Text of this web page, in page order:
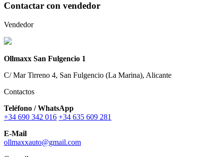
Contactar con vendedor
Vendedor
Ollmaxx San Fulgencio 1
C/ Mar Tirreno 4, San Fulgencio (La Marina), Alicante
Contactos
Teléfono / WhatsApp
+34 690 342 016 +34 635 609 281
E-Mail
ollmaxxauto@gmail.com